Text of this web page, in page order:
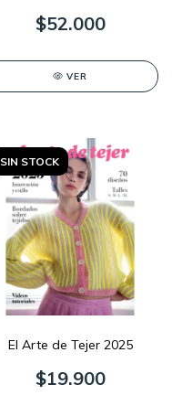
$52.000
VER
SIN STOCK
El Arte de Tejer 2025
$19.900